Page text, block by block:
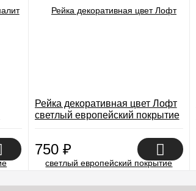
Рейка декоративная цвет Лофт
светлый европейский покрытие
750 ₽